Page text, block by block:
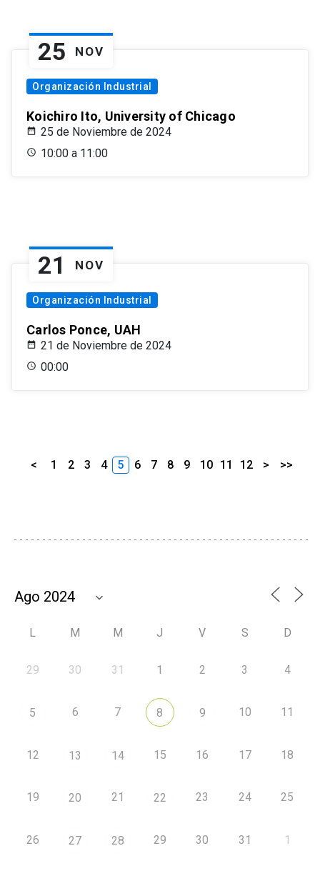
25 NOV
Organización Industrial
Koichiro Ito, University of Chicago
25 de Noviembre de 2024
10:00 a 11:00
21 NOV
Organización Industrial
Carlos Ponce, UAH
21 de Noviembre de 2024
00:00
< 1 2 3 4 5 6 7 8 9 10 11 12 > >>
L M M J V S D
29 30 31 1 2 3 4
5 6 7 8 9 10 11
12 13 14 15 16 17 18
19 20 21 22 23 24 25
26 27 28 29 30 31 1